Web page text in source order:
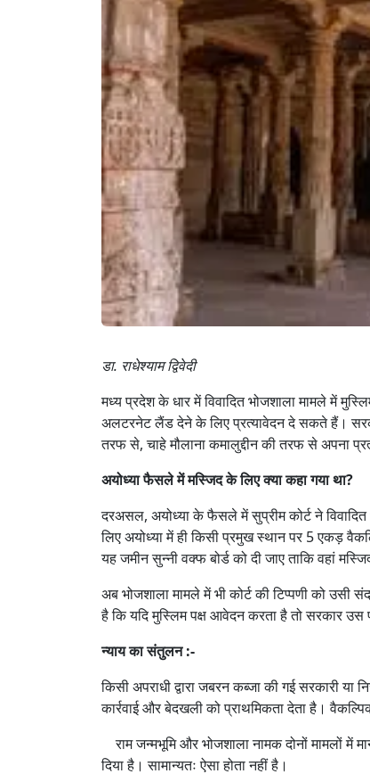
डा. राधेश्याम द्विवेदी
मध्य प्रदेश के धार में विवादित भोजशाला मामले में
अलटरनेट लैंड देने के लिए प्रत्यावेदन दे सकते हैं।
तरफ से, चाहे मौलाना कमालुद्दीन की तरफ से अपना
अयोध्या फैसले में मस्जिद के लिए क्या कहा गया था?
दरअसल, अयोध्‍या के फैसले में सुप्रीम कोर्ट ने विवादित
लिए अयोध्या में ही किसी प्रमुख स्थान पर 5 एकड़
यह जमीन सुन्नी वक्फ बोर्ड को दी जाए ताकि वहां
अब भोजशाला मामले में भी कोर्ट की टिप्पणी को उसी
है कि यदि मुस्लिम पक्ष आवेदन करता है तो सरकार उस
न्याय का संतुलन :-
किसी अपराधी द्वारा जबरन कब्जा की गई सरकारी
कार्रवाई और बेदखली को प्राथमिकता देता है।
राम जन्मभूमि और भोजशाला नामक दोनों मामलों में
दिया है। सामान्यतः ऐसा होता नहीं है।